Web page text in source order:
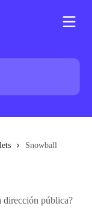
Snowball
dirección pública?